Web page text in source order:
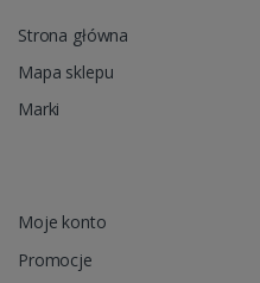
Strona główna
Mapa sklepu
Marki
Moje konto
Promocje